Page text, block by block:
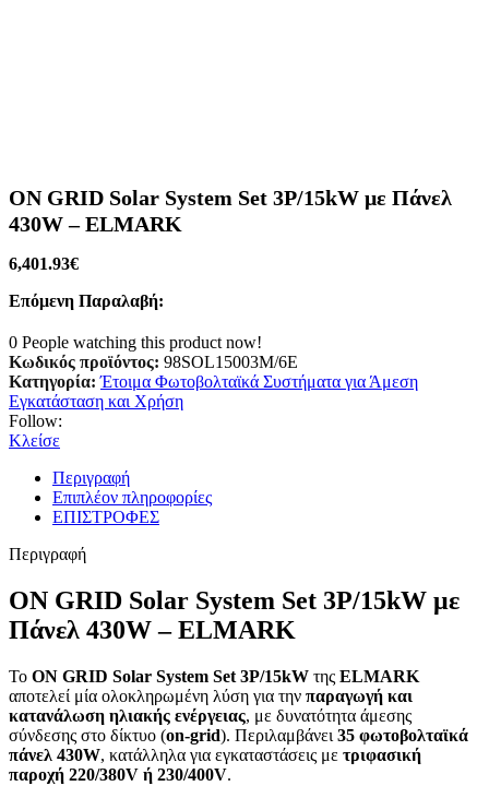
ON GRID Solar System Set 3P/15kW με Πάνελ
430W – ELMARK
6,401.93€
Επόμενη Παραλαβή:
0 People watching this product now!
Κωδικός προϊόντος: 98SOL15003M/6E
Κατηγορία: Έτοιμα Φωτοβολταϊκά Συστήματα για Άμεση
Εγκατάσταση και Χρήση
Follow:
Κλείσε
Περιγραφή
Επιπλέον πληροφορίες
ΕΠΙΣΤΡΟΦΕΣ
Περιγραφή
ON GRID Solar System Set 3P/15kW με
Πάνελ 430W – ELMARK
Το ON GRID Solar System Set 3P/15kW της ELMARK
αποτελεί μία ολοκληρωμένη λύση για την παραγωγή και
κατανάλωση ηλιακής ενέργειας, με δυνατότητα άμεσης
σύνδεσης στο δίκτυο (on-grid). Περιλαμβάνει 35 φωτοβολταϊκά
πάνελ 430W, κατάλληλα για εγκαταστάσεις με τριφασική
παροχή 220/380V ή 230/400V.